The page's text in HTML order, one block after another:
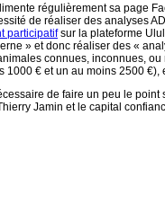
régulièrement sa page
de réaliser des analyses
participatifsur la plateforme
» et donc réaliser des «
connues, inconnues,
€ et un au moins 2500
de faire un peu le
Jamin et le capital